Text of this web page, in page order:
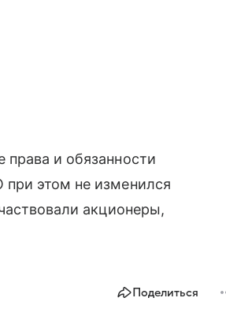
права и обязанности
при этом не изменился
акционеры,
Поделиться